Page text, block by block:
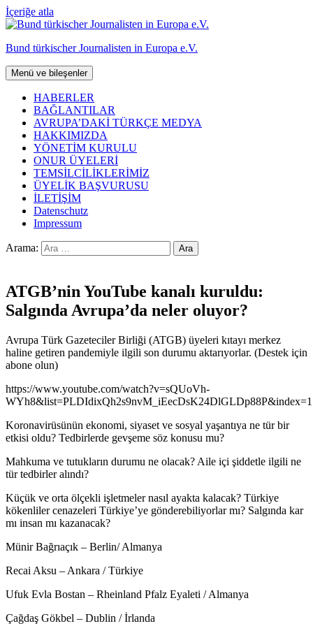
İçeriğe atla
Bund türkischer Journalisten in Europa e.V.
Menü ve bileşenler
HABERLER
BAĞLANTILAR
AVRUPA’DAKİ TÜRKÇE MEDYA
HAKKIMIZDA
YÖNETİM KURULU
ONUR ÜYELERİ
TEMSİLCİLİKLERİMİZ
ÜYELİK BAŞVURUSU
İLETİŞİM
Datenschutz
Impressum
Arama:
ATGB’nin YouTube kanalı kuruldu:
Salgında Avrupa’da neler oluyor?
Avrupa Türk Gazeteciler Birliği (ATGB) üyeleri kıtayı merkez
haline getiren pandemiyle ilgili son durumu aktarıyorlar. (Destek için
abone olun)
https://www.youtube.com/watch?v=sQUoVh-
WYh8&list=PLDIdixQh2s9nvM_iEecDsK24DlGLDp88P&index=1
Koronavirüsünün ekonomi, siyaset ve sosyal yaşantıya ne tür bir
etkisi oldu? Tedbirlerde gevşeme söz konusu mu?
Mahkuma ve tutukların durumu ne olacak? Aile içi şiddetle ilgili ne
tür tedbirler alındı?
Küçük ve orta ölçekli işletmeler nasıl ayakta kalacak? Türkiye
kökenliler cenazeleri Türkiye’ye gönderebiliyorlar mı? Salgında kar
mı insan mı kazanacak?
Münir Bağrıaçık – Berlin/ Almanya
Recai Aksu – Ankara / Türkiye
Ufuk Evla Bostan – Rheinland Pfalz Eyaleti / Almanya
Çağdaş Gökbel – Dublin / İrlanda